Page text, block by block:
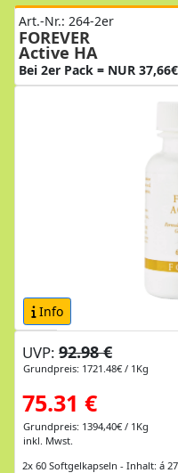
Art.-Nr.: 264-2er
FOREVER
Active HA
Bei 2er Pack = NUR
Info
UVP: 92.98 €
Grundpreis: 1721.48€ / 1Kg
75.31 €
Grundpreis: 1394,40€ / 1Kg
inkl. Mwst.
2x 60 Softgelkapseln - Inhalt: á